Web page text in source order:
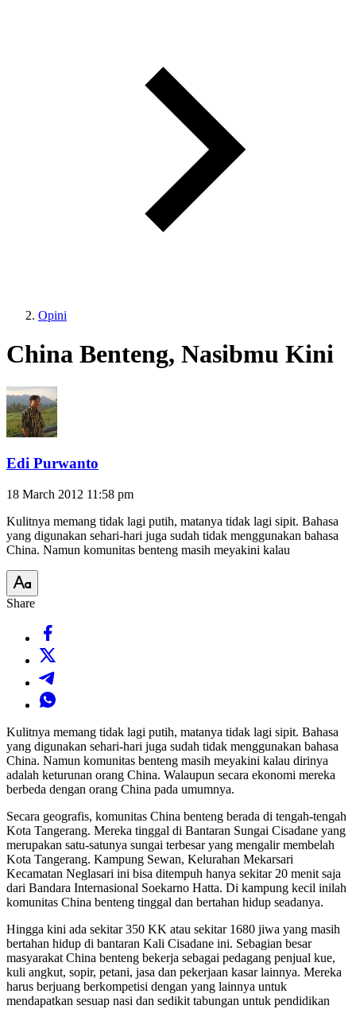
Opini
China Benteng, Nasibmu Kini
Edi Purwanto
18 March 2012 11:58 pm
Kulitnya memang tidak lagi putih, matanya tidak lagi sipit. Bahasa
yang digunakan sehari-hari juga sudah tidak menggunakan bahasa
China. Namun komunitas benteng masih meyakini kalau
Share
Kulitnya memang tidak lagi putih, matanya tidak lagi sipit. Bahasa
yang digunakan sehari-hari juga sudah tidak menggunakan bahasa
China. Namun komunitas benteng masih meyakini kalau dirinya
adalah keturunan orang China. Walaupun secara ekonomi mereka
berbeda dengan orang China pada umumnya.
Secara geografis, komunitas China benteng berada di tengah-tengah
Kota Tangerang. Mereka tinggal di Bantaran Sungai Cisadane yang
merupakan satu-satunya sungai terbesar yang mengalir membelah
Kota Tangerang. Kampung Sewan, Kelurahan Mekarsari
Kecamatan Neglasari ini bisa ditempuh hanya sekitar 20 menit saja
dari Bandara Internasional Soekarno Hatta. Di kampung kecil inilah
komunitas China benteng tinggal dan bertahan hidup seadanya.
Hingga kini ada sekitar 350 KK atau sekitar 1680 jiwa yang masih
bertahan hidup di bantaran Kali Cisadane ini. Sebagian besar
masyarakat China benteng bekerja sebagai pedagang penjual kue,
kuli angkut, sopir, petani, jasa dan pekerjaan kasar lainnya. Mereka
harus berjuang berkompetisi dengan yang lainnya untuk
mendapatkan sesuap nasi dan sedikit tabungan untuk pendidikan